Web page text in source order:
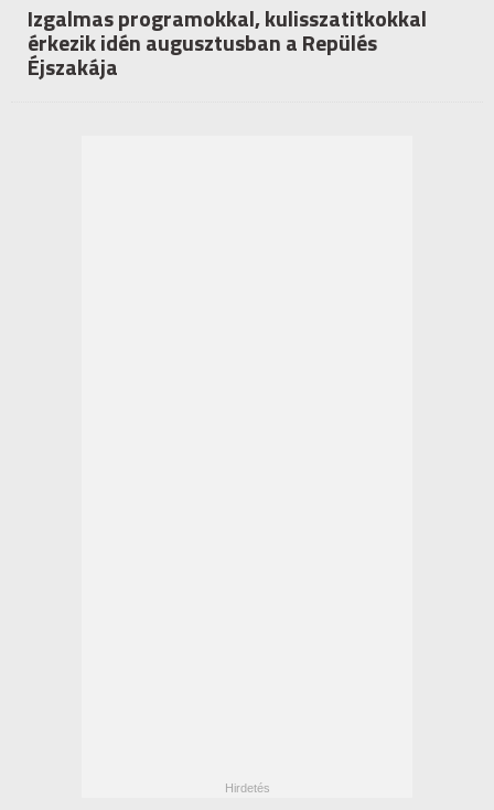
Izgalmas programokkal, kulisszatitkokkal
érkezik idén augusztusban a Repülés
Éjszakája